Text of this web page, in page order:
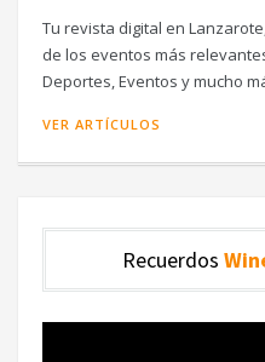
Tu revista digital en
de los eventos más
Deportes, Eventos y mucho
VER ARTÍCULOS
Recuerdos